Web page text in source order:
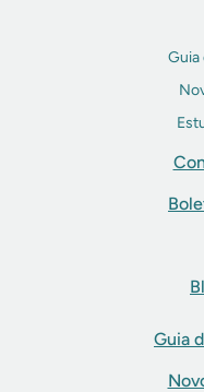
Guia
Guia